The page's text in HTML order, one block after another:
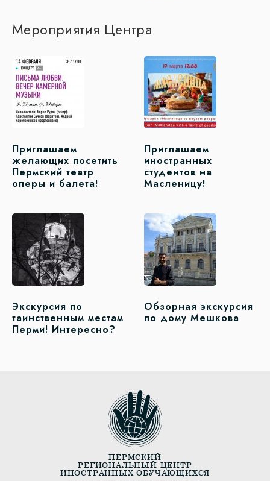
Мероприятия Центра
Приглашаем
желающих посетить
Пермский театр
оперы и балета!
Приглашаем
иностранных
студентов на
Масленицу!
Экскурсия по
таинственным местам
Перми! Интересно?
Обзорная экскурсия
по дому Мешкова
ПЕРМСКИЙ
РЕГИОНАЛЬНЫЙ ЦЕНТР
ИНОСТРАННЫХ ОБУЧАЮЩИХСЯ